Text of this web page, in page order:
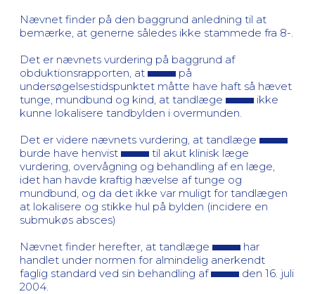
Nævnet finder på den baggrund anledning til at
bemærke, at generne således ikke stammede fra 8-.
Det er nævnets vurdering på baggrund af
obduktionsrapporten, at
på
undersøgelsestidspunktet måtte have haft så hævet
tunge, mundbund og kind, at tandlæge
ikke
kunne lokalisere tandbylden i overmunden.
Det er videre nævnets vurdering, at tandlæge
burde have henvist
til akut klinisk læge
vurdering, overvågning og behandling af en læge,
idet han havde kraftig hævelse af tunge og
mundbund, og da det ikke var muligt for tandlægen
at lokalisere og stikke hul på bylden (incidere en
submukøs absces)
Nævnet finder herefter, at tandlæge
har
handlet under normen for almindelig anerkendt
faglig standard ved sin behandling af
den 16. juli
2004.